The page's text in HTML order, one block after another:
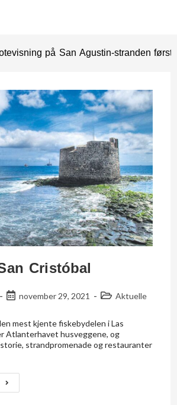
på San Agustin-stranden
Cristóbal
november 29, 2021 Aktuelle
mest kjente fiskebydelen i Las
Atlanterhavet husveggene, og
strandpromenade og restauranter